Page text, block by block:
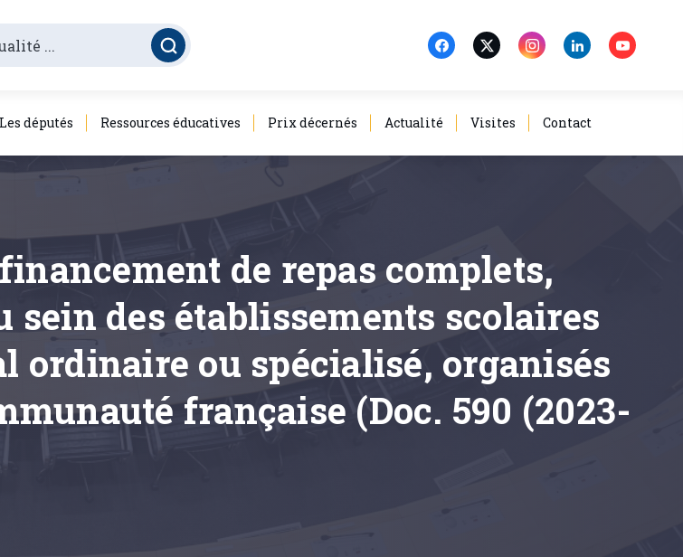
Les députés Ressources éducatives Prix décernés Actualité Visites Contact
de repas complets,
des établissements scolaires
ordinaire ou spécialisé, organisés
française (Doc. 590 (2023-